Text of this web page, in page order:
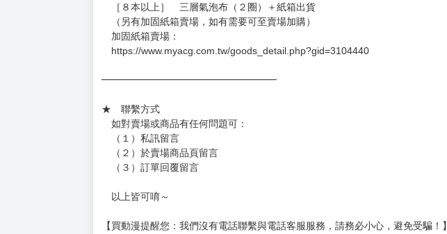
［８本以上］ 三層氣泡布（２圈）＋紙箱出貨
（另有加固紙箱賣場，如有需要可至賣場加購）
加固紙箱賣場：
https://www.myacg.com.tw/goods_detail.php?gid=3104440
━━━━━━━━━━━━━━━━━━
★ 聯繫方式
如對賣場或商品有任何問題可：
（１）私訊留言
（２）於賣場商品頁留言
（３）訂單回覆留言
以上皆可唷～
【買動漫提醒您：我們沒有電話聯繫與電話客服服務，請務必小心，避免受騙！】